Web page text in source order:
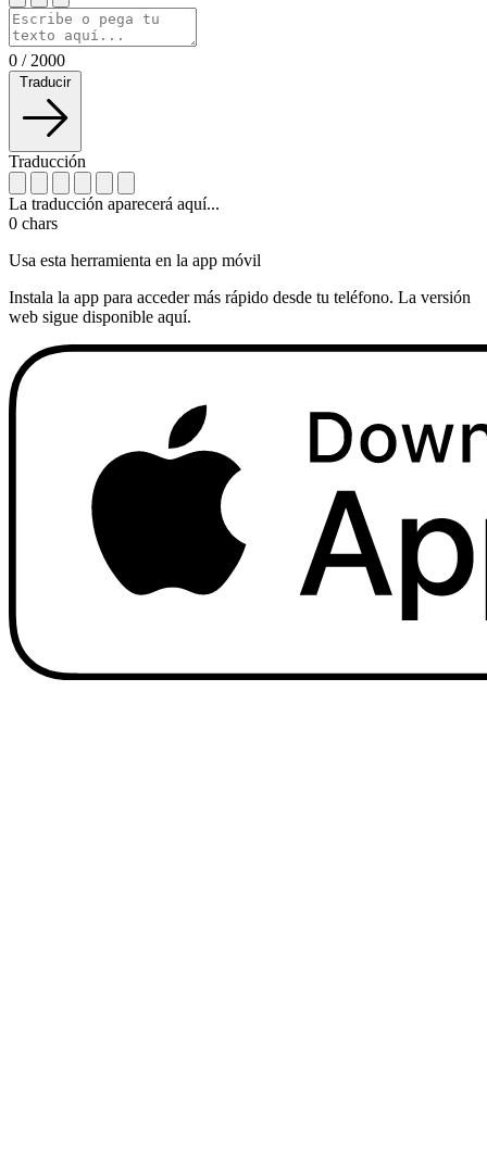
0 / 2000
Traducir
Traducción
La traducción aparecerá aquí...
0 chars
Usa esta herramienta en la app móvil
Instala la app para acceder más rápido desde tu teléfono. La versión
web sigue disponible aquí.